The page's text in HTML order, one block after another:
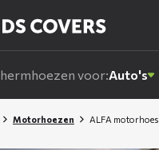
voor:Auto's
Motorhoezen ALFA motorhoes